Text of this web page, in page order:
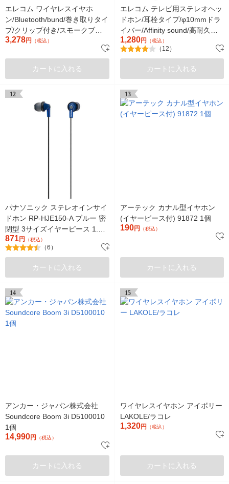
エレコム ワイヤレスイヤホ
ン/Bluetooth/bund/巻き取りタイ
プ/クリップ付き/スモークブラ
ック LBT-HPC17BK 1個
3,278円 （税込）
カートに入れる
エレコム テレビ用ステレオヘッ
ドホン/耳栓タイプ/φ10mmドラ
イバー/Affinity sound/高耐久ケ
ーブル/5.0m/ブラック
1,280円 （税込）
（12）
カートに入れる
12
パナソニック ステレオインサイ
ドホン RP-HJE150-A ブルー 密
閉型 3サイズイヤーピース 1.2m
コード
871円 （税込）
（6）
カートに入れる
13
アーテック カナル型イヤホン
(イヤーピース付) 91872 1個
190円 （税込）
カートに入れる
14
アンカー・ジャパン株式会社
Soundcore Boom 3i D5100010
1個
14,990円 （税込）
カートに入れる
15
ワイヤレスイヤホン アイボリー
LAKOLE/ラコレ
1,320円 （税込）
カートに入れる